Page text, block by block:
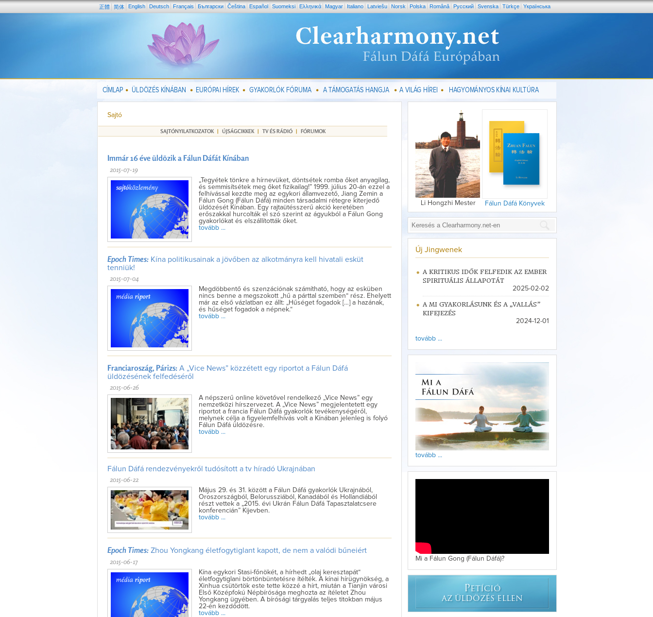
正體 简体 English Deutsch Français Български Čeština Español Suomeksi Ελληνικά Magyar Italiano Latviešu Norsk Polska Română Pусский Svenska Türkçe Yкраїнська
CÍMLAP ÜLDÖZÉS KÍNÁBAN EURÓPAI HÍREK GYAKORLÓK FÓRUMA A TÁMOGATÁS HANGJA A VILÁG HÍREI HAGYOMÁNYOS KÍNAI KULTÚRA
Sajtó
SAJTÓNYILATKOZATOK | ÚJSÁGCIKKEK | TV ÉS RÁDIÓ | FÓRUMOK
Immár 16 éve üldözik a Fálun Dáfát Kínában
2015-07-19
„Tegyétek tönkre a hírnevüket, döntsétek romba őket anyagilag,
és semmisítsétek meg őket fizikailag!” 1999. július 20-án ezzel a
felhívással kezdte meg az egykori államvezető, Jiang Zemin a
Fálun Gong (Fálun Dáfá) minden társadalmi rétegre kiterjedő
üldözését Kínában. Egy rajtaütésszerű akció keretében
erőszakkal hurcolták el szó szerint az ágyukból a Fálun Gong
gyakorlókat és elszállították őket.
tovább ...
Epoch Times: Kína politikusainak a jövőben az alkotmányra kell hivatali esküt
tenniük!
2015-07-04
Megdöbbentő és szenzációnak számítható, hogy az esküben
nincs benne a megszokott „hű a párttal szemben“ rész. Ehelyett
már az első vázlatban ez állt: „Hűséget fogadok […] a hazának,
és hűséget fogadok a népnek.“
tovább ...
Franciaroszág, Párizs: A „Vice News” közzétett egy riportot a Fálun Dáfá
üldözésének felfedéséről
2015-06-26
A népszerű online követővel rendelkező „Vice News” egy
nemzetközi hírszervezet. A „Vice News” megjelentetett egy
riportot a francia Fálun Dáfá gyakorlók tevékenységéről,
melynek célja a figyelemfelhívás volt a Kínában jelenleg is folyó
Fálun Dáfá üldözésre.
tovább ...
Fálun Dáfá rendezvényekről tudósított a tv híradó Ukrajnában
2015-06-22
Május 29. és 31. között a Fálun Dáfá gyakorlók Ukrajnából,
Oroszországból, Belorussziából, Kanadából és Hollandiából
részt vettek a „2015. évi Ukrán Fálun Dáfá Tapasztalatcsere
konferencián” Kijevben.
tovább ...
Epoch Times: Zhou Yongkang életfogytiglant kapott, de nem a valódi bűneiért
2015-06-17
Kína egykori Stasi-főnökét, a hírhedt „olaj keresztapát“
életfogytiglani börtönbüntetésre ítélték. A kínai hírügynökség, a
Xinhua csütörtök este tette közzé a hírt, miután a Tianjin városi
Első Középfokú Népbírósága meghozta az ítéletet Zhou
Yongkang ügyében. A bírósági tárgyalás teljes titokban május
22-én kezdődött.
tovább ...
Li Hongzhi Mester Fálun Dáfá Könyvek
Új Jingwenek
A KRITIKUS IDŐK FELFEDIK AZ EMBER
SPIRITUÁLIS ÁLLAPOTÁT
2025-02-02
A MI GYAKORLÁSUNK ÉS A „VALLÁS”
KIFEJEZÉS
2024-12-01
tovább ...
tovább ...
Mi a Fálun Gong (Fálun Dáfá)?
PETÍCIÓ
AZ ÜLDÖZÉS ELLEN